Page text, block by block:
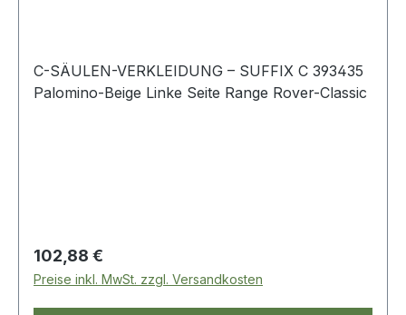
C-SÄULEN-VERKLEIDUNG – SUFFIX C 393435
Palomino-Beige Linke Seite Range Rover-Classic
Regulärer Preis:
102,88 €
Preise inkl. MwSt. zzgl. Versandkosten